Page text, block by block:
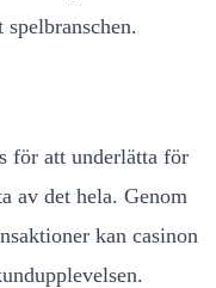
för att underlätta för
av det hela. Genom
kan casinon